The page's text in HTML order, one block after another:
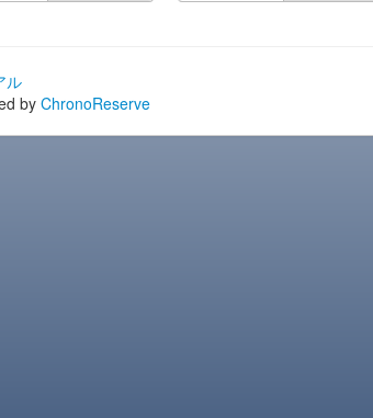
ル
byChronoReserve